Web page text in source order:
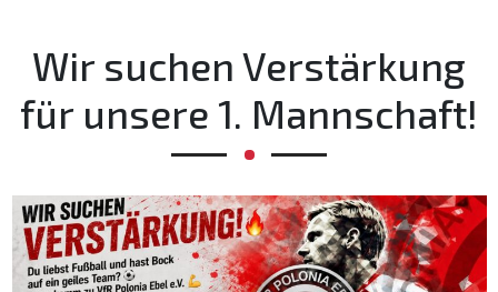
Wir suchen Verstärkung
für unsere 1. Mannschaft!